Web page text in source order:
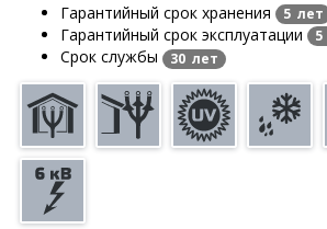
Гарантийный срок хранения 5 лет
Гарантийный срок эксплуатации
Срок службы 30 лет